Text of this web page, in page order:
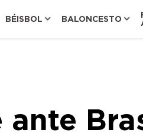
BÉISBOL BALONCESTO
ante